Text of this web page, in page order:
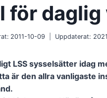
för
2011-10-09 Uppdaterat:
LSS sysselsätter idag
är den allra vanligaste